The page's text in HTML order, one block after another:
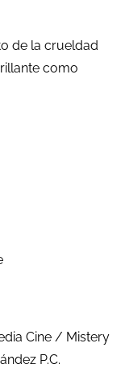
de la crueldad
como
Cine / Mistery
P.C.